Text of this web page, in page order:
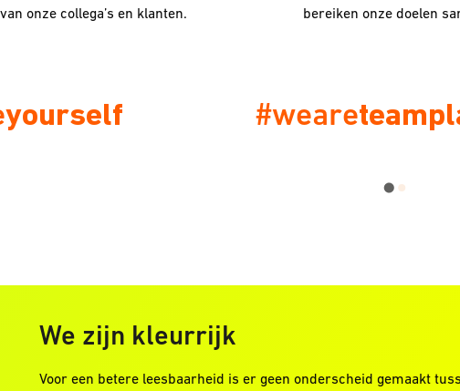
onze collega’s en klanten.
yourself
bereiken onze doelen
#weare
We zijn kleurrijk
Voor een betere leesbaarheid is er geen onderscheid gemaakt